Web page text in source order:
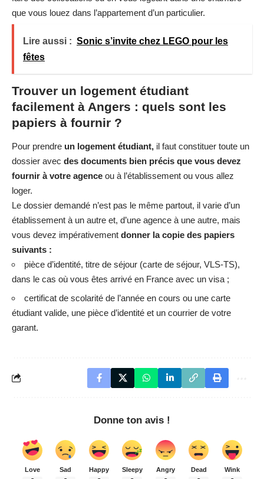
que vous louez dans l’appartement d’un particulier.
Lire aussi : Sonic s’invite chez LEGO pour les
fêtes
Trouver un logement étudiant
facilement à Angers : quels sont les
papiers à fournir ?
Pour prendre un logement étudiant, il faut constituer toute un
dossier avec des documents bien précis que vous devez
fournir à votre agence ou à l’établissement ou vous allez
loger.
Le dossier demandé n’est pas le même partout, il varie d’un
établissement à un autre et, d’une agence à une autre, mais
vous devez impérativement donner la copie des papiers
suivants :
pièce d’identité, titre de séjour (carte de séjour, VLS-TS),
dans le cas où vous êtes arrivé en France avec un visa ;
certificat de scolarité de l’année en cours ou une carte
étudiant valide, une pièce d’identité et un courrier de votre
garant.
Donne ton avis !
Love Sad Happy Sleepy Angry Dead Wink